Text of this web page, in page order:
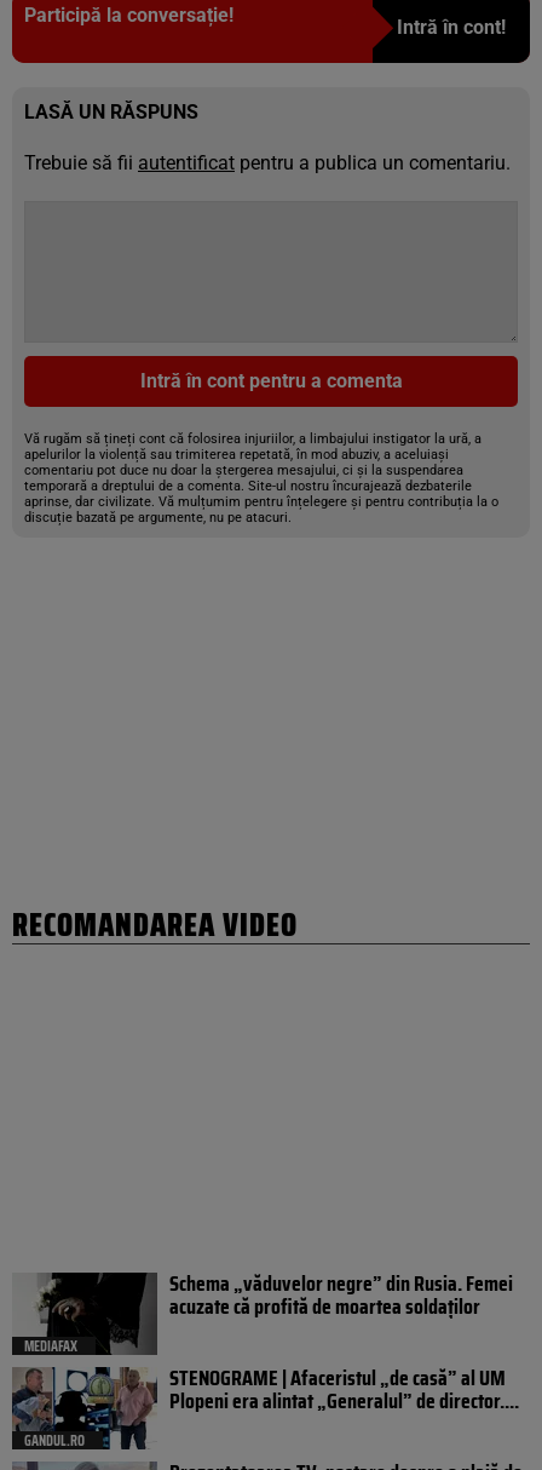
Participă la conversație!
Intră în cont!
LASĂ UN RĂSPUNS
Trebuie să fii autentificat pentru a publica un comentariu.
Intră în cont pentru a comenta
Vă rugăm să țineți cont că folosirea injuriilor, a limbajului instigator la ură, a
apelurilor la violență sau trimiterea repetată, în mod abuziv, a aceluiași
comentariu pot duce nu doar la ștergerea mesajului, ci și la suspendarea
temporară a dreptului de a comenta. Site-ul nostru încurajează dezbaterile
aprinse, dar civilizate. Vă mulțumim pentru înțelegere și pentru contribuția la o
discuție bazată pe argumente, nu pe atacuri.
RECOMANDAREA VIDEO
MEDIAFAX
Schema „văduvelor negre” din Rusia. Femei
acuzate că profită de moartea soldaților
GANDUL.RO
STENOGRAME | Afaceristul „de casă” al UM
Plopeni era alintat „Generalul” de director....